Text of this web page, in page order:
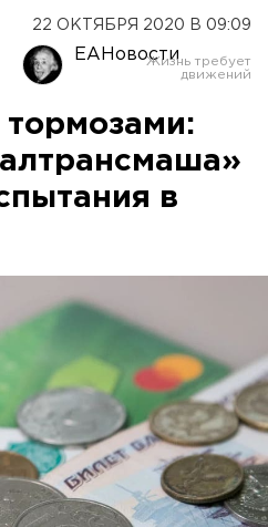
22 ОКТЯБРЯ 2020 В 09:09
ЕАНовости
в